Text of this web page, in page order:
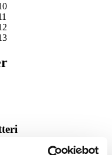
pr. købt sæt.